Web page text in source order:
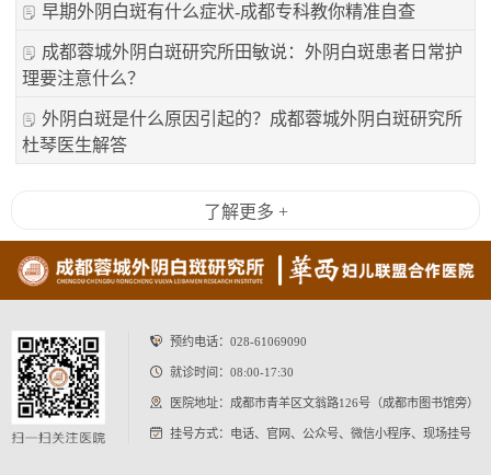
早期外阴白斑有什么症状-成都专科教你精准自查
成都蓉城外阴白斑研究所田敏说：外阴白斑患者日常护
理要注意什么？
外阴白斑是什么原因引起的？成都蓉城外阴白斑研究所
杜琴医生解答
了解更多 +
预约电话： 028-61069090
就诊时间：08:00-17:30
医院地址：成都市青羊区文翁路126号（成都市图书馆旁）
挂号方式：电话、官网、公众号、微信小程序、现场挂号